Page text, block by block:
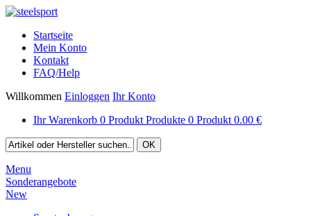
Startseite
Mein Konto
Kontakt
FAQ/Help
Willkommen Einloggen Ihr Konto
Ihr Warenkorb 0 Produkt Produkte 0 Produkt 0.00 €
Menu
Sonderangebote
New